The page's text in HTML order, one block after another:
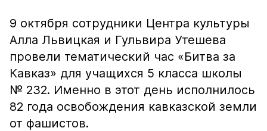
9 октября сотрудники Центра культуры
Алла Львицкая и Гульвира Утешева
провели тематический час «Битва за
Кавказ» для учащихся 5 класса школы
№ 232. Именно в этот день исполнилось
82 года освобождения кавказской земли
от фашистов.